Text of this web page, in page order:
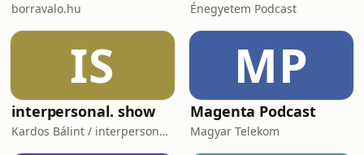
borravalo.hu Énegyetem Podcast
IS
interpersonal. show
Kardos Bálint / interpersonal.host
MP
Magenta Podcast
Magyar Telekom